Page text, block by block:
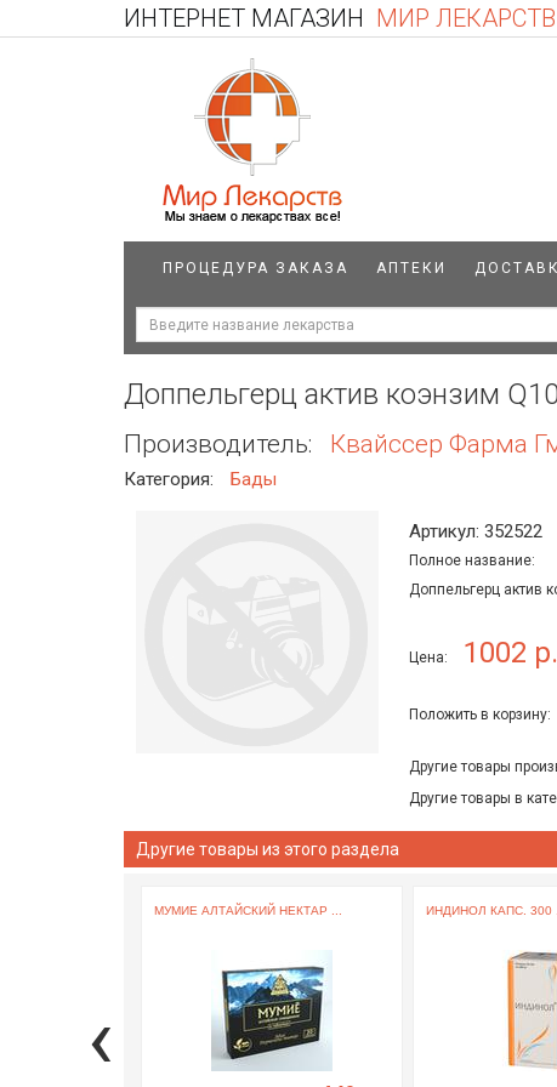
ИНТЕРНЕТ МАГАЗИН МИР ЛЕКАРСТВ
ПРОЦЕДУРА ЗАКАЗА АПТЕКИ
Доппельгерц актив коэнзим
Производитель: Квайссер Фарма
Категория: Бады
Артикул: 352522
Полное название:
Доппельгерц актив
Цена: 1002 р.
Положить в корзину:
Другие товары
Другие товары в
Другие товары из этого раздела
МУМИЕ АЛТАЙСКИЙ НЕКТАР ... ИНДИНОЛ КАПС. 300
‹